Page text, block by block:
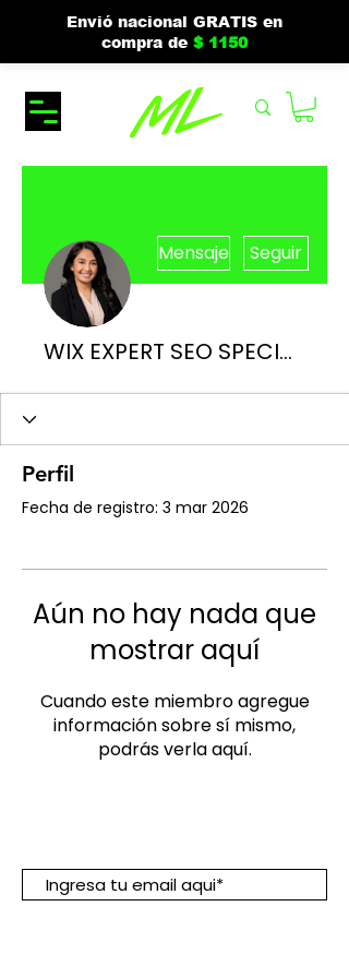
Envió nacional GRATIS en
compra de $ 1150
Mensaje Seguir
WIX EXPERT SEO SPECIALIST
Perfil
Fecha de registro: 3 mar 2026
Aún no hay nada que
mostrar aquí
Cuando este miembro agregue
información sobre sí mismo,
podrás verla aquí.